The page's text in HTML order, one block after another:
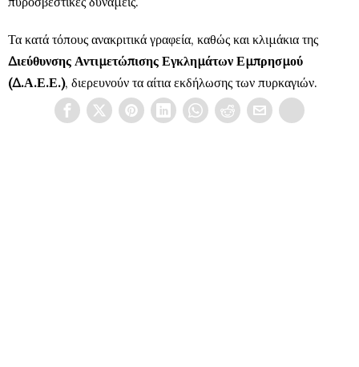
Τα κατά τόπους ανακριτικά γραφεία, καθώς και κλιμάκια της
Διεύθυνσης Αντιμετώπισης Εγκλημάτων Εμπρησμού
(Δ.Α.Ε.Ε.), διερευνούν τα αίτια εκδήλωσης των πυρκαγιών.